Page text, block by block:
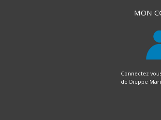
MON
Connectez
de Dieppe